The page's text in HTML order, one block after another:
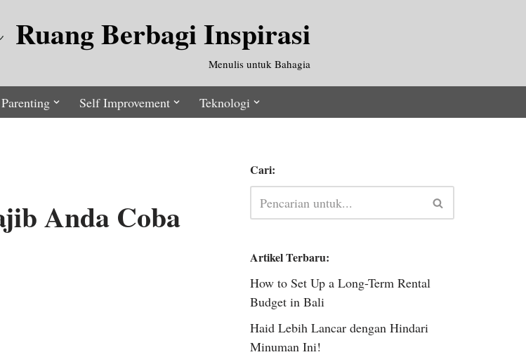
Ruang Berbagi Inspirasi
Menulis untuk Bahagia
Parenting Self Improvement Teknologi
Anda Coba
Cari:
Artikel Terbaru:
How to Set Up a Long-Term Rental
Budget in Bali
Haid Lebih Lancar dengan Hindari
Minuman Ini!